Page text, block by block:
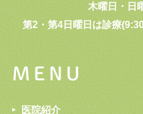
木曜日・日
第2・第4日曜日は診療
MENU
医院紹介